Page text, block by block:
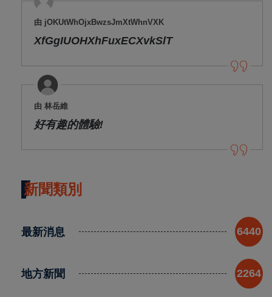
由 jOKUtWhOjxBwzsJmXtWhnVXK
XfGgIUOHXhFuxECXvkSlT
由 林岳維
好有趣的體驗!
新聞類別
最新消息 6440
地方新聞 2264